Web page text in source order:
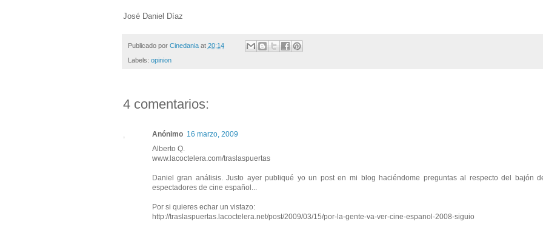
José Daniel Díaz
Publicado por Cinedania at 20:14
Labels: opinion
4 comentarios:
Anónimo 16 marzo, 2009
Alberto Q.
www.lacoctelera.com/traslaspuertas
Daniel gran análisis. Justo ayer publiqué yo un post en mi blog haciéndome preguntas al respecto del bajón
espectadores de cine español...
Por si quieres echar un vistazo:
http://traslaspuertas.lacoctelera.net/post/2009/03/15/por-la-gente-va-ver-cine-espanol-2008-siguio